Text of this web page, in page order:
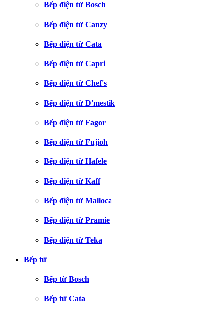
Bếp điện từ Bosch
Bếp điện từ Canzy
Bếp điện từ Cata
Bếp điện từ Capri
Bếp điện từ Chef's
Bếp điện từ D'mestik
Bếp điện từ Fagor
Bếp điện từ Fujioh
Bếp điện từ Hafele
Bếp điện từ Kaff
Bếp điện từ Malloca
Bếp điện từ Pramie
Bếp điện từ Teka
Bếp từ
Bếp từ Bosch
Bếp từ Cata